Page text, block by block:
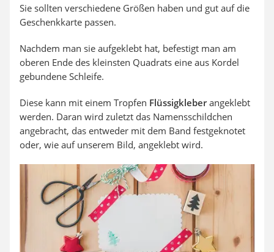
Sie sollten verschiedene Größen haben und gut auf die
Geschenkkarte passen.
Nachdem man sie aufgeklebt hat, befestigt man am
oberen Ende des kleinsten Quadrats eine aus Kordel
gebundene Schleife.
Diese kann mit einem Tropfen Flüssigkleberangeklebt
werden. Daran wird zuletzt das Namensschildchen
angebracht, das entweder mit dem Band festgeknotet
oder, wie auf unserem Bild, angeklebt wird.